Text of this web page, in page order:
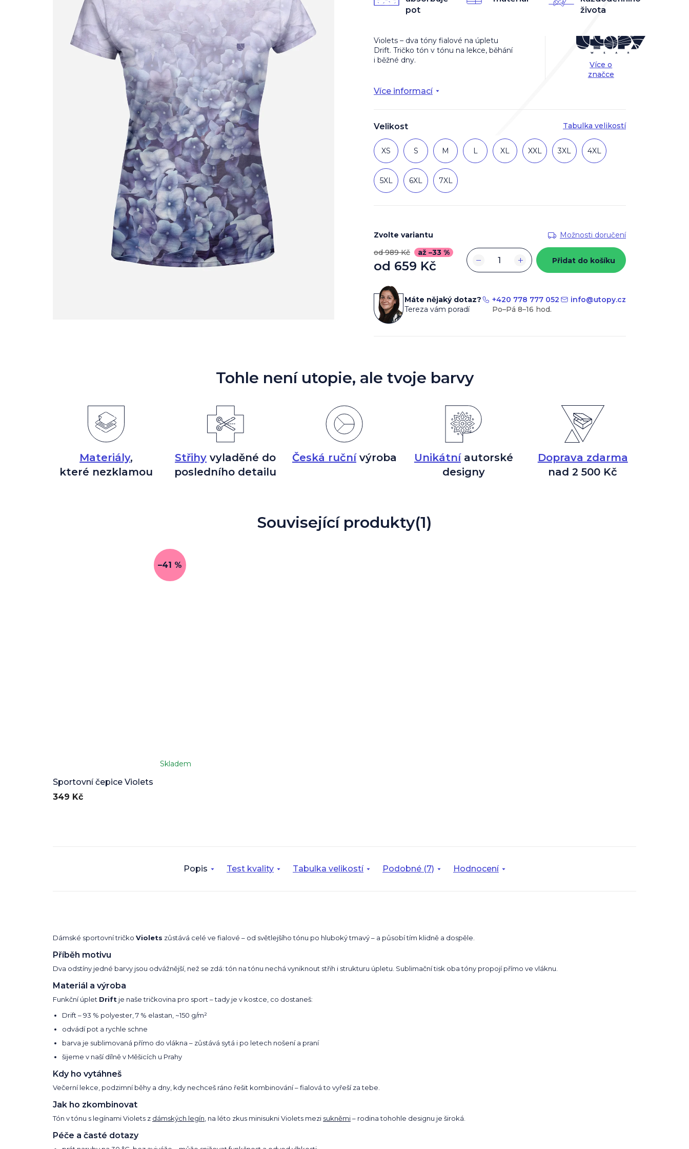
Velikost Tabulka velikostí
XS S M L XL XXL 3XL 4XL
5XL 6XL 7XL
Více informací
Violets – dva tóny fialové na úpletu
Drift. Tričko tón v tónu na lekce, běhání
i běžné dny.
Více o
značce
pot
života
Zvolte variantu
Možnosti doručení
od 989 Kč
až –33 %
od 659 Kč
cena:
+
− Přidat do košíku
Máte nějaký dotaz?
Tereza vám poradí
+420 778 777 052 info@utopy.cz
Tohle není utopie, ale tvoje barvy
Materiály,
které nezklamou
Střihy vyladěné do
posledního detailu
Česká ručnívýroba Unikátníautorské
designy
Doprava zdarma
nad 2 500 Kč
Související produkty(1)
–41 %
Sportovní čepice Violets
Skladem
349 Kč
Popis Test kvality Tabulka velikostí Podobné (7) Hodnocení
Dámské sportovní tričko Violets zůstává celé ve fialové – od světlejšího tónu po hluboký tmavý – a působí tím klidně a dospěle.
Příběh motivu
Dva odstíny jedné barvy jsou odvážnější, než se zdá: tón na tónu nechá vyniknout střih i strukturu úpletu. Sublimační tisk oba tóny propojí přímo ve vláknu.
Materiál a výroba
Funkční úplet Drift je naše tričkovina pro sport – tady je v kostce, co dostaneš:
Drift – 93 % polyester, 7 % elastan, ~150 g/m²
odvádí pot a rychle schne
barva je sublimovaná přímo do vlákna – zůstává sytá i po letech nošení a praní
šijeme v naší dílně v Měšicích u Prahy
Kdy ho vytáhneš
Večerní lekce, podzimní běhy a dny, kdy nechceš ráno řešit kombinování – fialová to vyřeší za tebe.
Jak ho zkombinovat
Tón v tónu s legínami Violets z dámských legín , na léto zkus minisukni Violets mezi sukněmi– rodina tohohle designu je široká.
Péče a časté dotazy